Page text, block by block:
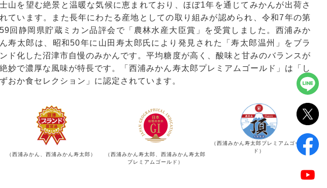
士山を望む絶景と温暖な気候に恵まれており、ほぼ1年を通じてみかんが出荷さ
れています。また長年にわたる産地としての取り組みが認められ、令和7年の第
59回静岡県貯蔵ミカン品評会で「農林水産大臣賞」を受賞しました。西浦みか
ん寿太郎は、昭和50年に山田寿太郎氏により発見された「寿太郎温州」をブラ
ンド化した沼津市自慢のみかんです。平均糖度が高く、酸味と甘みのバランスが
絶妙で濃厚な風味が特長です。「西浦みかん寿太郎プレミアムゴールド」は「し
ずおか食セレクション」に認定されています。
（西浦みかん、西浦みかん寿太郎）
（西浦みかん寿太郎、西浦みかん寿太郎
プレミアムゴールド）
（西浦みかん寿太郎プレミアムゴール
ド）